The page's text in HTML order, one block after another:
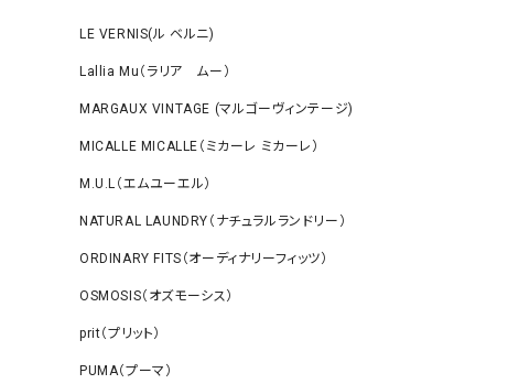
LE VERNIS(ル ベルニ)
Lallia Mu（ラリア ムー）
MARGAUX VINTAGE (マルゴーヴィンテージ)
MICALLE MICALLE（ミカーレ ミカーレ）
M.U.L（エムユーエル）
NATURAL LAUNDRY（ナチュラルランドリー）
ORDINARY FITS（オーディナリーフィッツ）
OSMOSIS（オズモーシス）
prit（プリット）
PUMA（プーマ）